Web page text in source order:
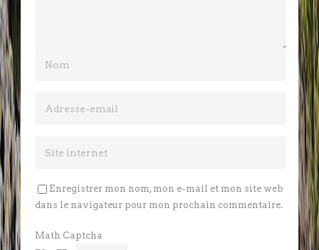
Enregistrer mon nom, mon e-mail et mon site web
dans le navigateur pour mon prochain commentaire.
Math Captcha